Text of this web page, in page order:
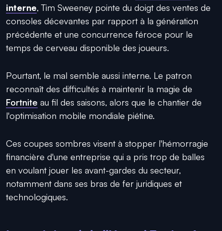
interne, Tim Sweeney pointe du doigt des ventes de
consoles décevantes par rapport à la génération
précédente et une concurrence féroce pour le
temps de cerveau disponible des joueurs.
Pourtant, le mal semble aussi interne. Le patron
reconnaît des difficultés à maintenir la magie de
Fortnite au fil des saisons, alors que le chantier de
l'optimisation mobile mondiale piétine.
Ces coupes sombres visent à stopper l'hémorragie
financière d'une entreprise qui a pris trop de balles
en voulant jouer les avant-gardes du secteur,
notamment dans ses bras de fer juridiques et
technologiques.